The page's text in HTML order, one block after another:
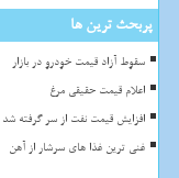
پربحث ترین ها
سقوط آزاد قیمت خودرو در بازار
اعلام قیمت حقیقی مرغ
افزایش قیمت نفت از سر گرفته شد
غنی ترین غذا های سرشار از آهن